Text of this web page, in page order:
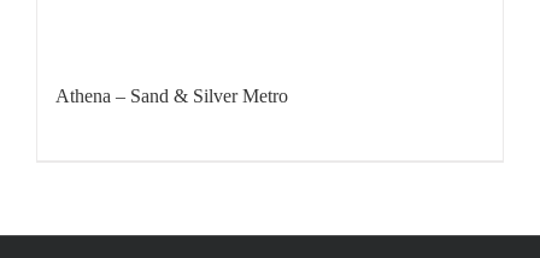
Athena – Sand & Silver Metro